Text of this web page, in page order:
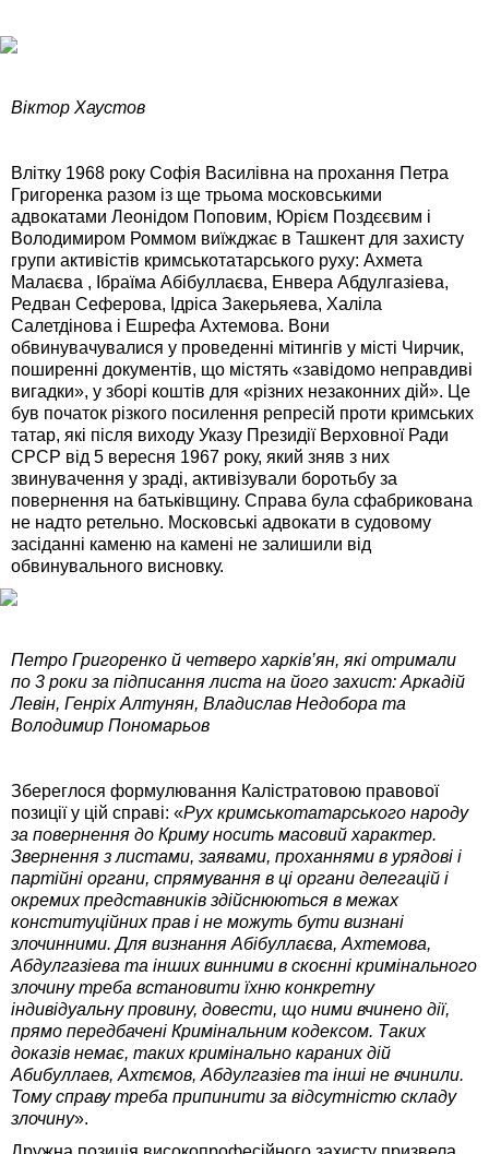
Віктор Хаустов
Влітку 1968 року Софія Василівна на прохання Петра
Григоренка разом із ще трьома московськими
адвокатами Леонідом Поповим, Юрієм Поздєєвим і
Володимиром Роммом виїжджає в Ташкент для захисту
групи активістів кримськотатарського руху: Ахмета
Малаєва , Ібраїма Абібуллаєва, Енвера Абдулгазіева,
Редван Сеферова, Ідріса Закерьяева, Халіла
Салетдінова і Ешрефа Ахтемова. Вони
обвинувачувалися у проведенні мітингів у місті Чирчик,
поширенні документів, що містять «завідомо неправдиві
вигадки», у зборі коштів для «різних незаконних дій». Це
був початок різкого посилення репресій проти кримських
татар, які після виходу Указу Президії Верховної Ради
СРСР від 5 вересня 1967 року, який зняв з них
звинувачення у зраді, активізували боротьбу за
повернення на батьківщину. Справа була сфабрикована
не надто ретельно. Московські адвокати в судовому
засіданні каменю на камені не залишили від
обвинувального висновку.
Петро Григоренко й четверо харків’ян, які отримали
по 3 роки за підписання листа на його захист: Аркадій
Левін, Генріх Алтунян, Владислав Недобора та
Володимир Пономарьов
Збереглося формулювання Калістратовою правової
позиції у цій справі: «Рух кримськотатарського народу
за повернення до Криму носить масовий характер.
Звернення з листами, заявами, проханнями в урядові і
партійні органи, спрямування в ці органи делегацій і
окремих представників здійснюються в межах
конституційних прав і не можуть бути визнані
злочинними. Для визнання Абібуллаєва, Ахтемова,
Абдулгазіева та інших винними в скоєнні кримінального
злочину треба встановити їхню конкретну
індивідуальну провину, довести, що ними вчинено дії,
прямо передбачені Кримінальним кодексом. Таких
доказів немає, таких кримінально караних дій
Абибуллаев, Ахтємов, Абдулгазіев та інші не вчинили.
Тому справу треба припинити за відсутністю складу
злочину».